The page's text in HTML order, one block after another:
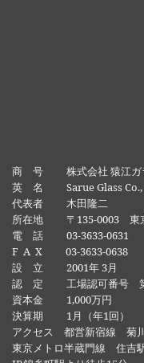
商 号 株式会社 猿江ガ
英 名 Sarue Glass Co.,
代表者 木田隆二
所在地 〒135-0003 東京
電 話 03-3633-0631
F A X 03-3633-0638
設 立 2001年 3月
認 定 工場認可番号 第
資本金 1,000万円
決算期 1月（年1回）
アクセス 都営新宿線 菊
東京メトロ半蔵門線 住吉